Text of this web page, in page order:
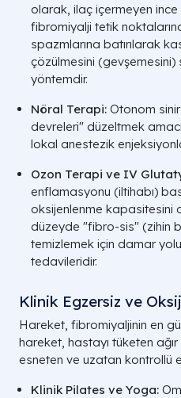
olarak, ilaç içermeyen
fibromiyalji tetik
spazmlarına batırılarak
çözülmesini
yöntemdir.
Nöral Terapi: Otonom
devreleri" düzeltmek
lokal anestezik
Ozon Terapi ve IV
enflamasyonu (iltihabı)
oksijenlenme kapasitesini
düzeyde "fibro-sis" (zihin
temizlemek için damar
tedavileridir.
Klinik Egzersiz ve
Hareket, fibromiyaljinin en
hareket, hastayı tüketen
esneten ve uzatan kontrollü
Klinik Pilates ve Yoga: